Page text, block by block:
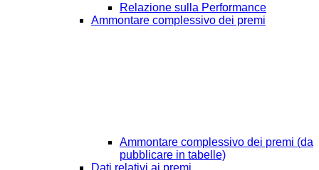
Relazione sulla Performance
Ammontare complessivo dei premi
Ammontare complessivo dei premi (da
pubblicare in tabelle)